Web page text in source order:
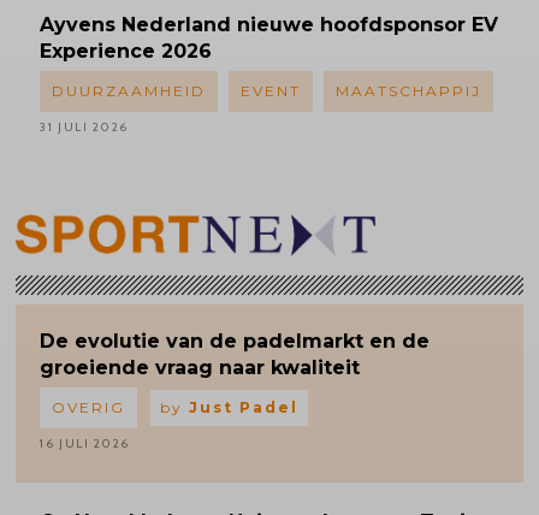
Ayvens Nederland nieuwe hoofdsponsor EV
Experience 2026
DUURZAAMHEID EVENT MAATSCHAPPIJ
31 JULI 2026
De evolutie van de padelmarkt en de
groeiende vraag naar kwaliteit
OVERIG by Just Padel
16 JULI 2026